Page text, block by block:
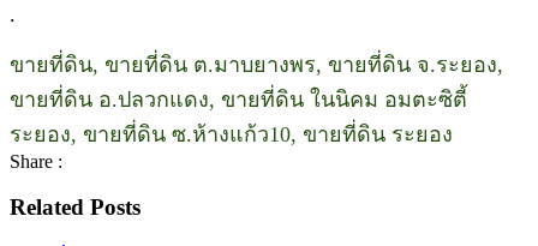
.
ขายที่ดิน, ขายที่ดิน ต.มาบยางพร, ขายที่ดิน จ.ระยอง,
ขายที่ดิน อ.ปลวกแดง, ขายที่ดิน ในนิคม อมตะซิตี้
ระยอง, ขายที่ดิน ซ.ห้างแก้ว10, ขายที่ดิน ระยอง
Share :
Related Posts